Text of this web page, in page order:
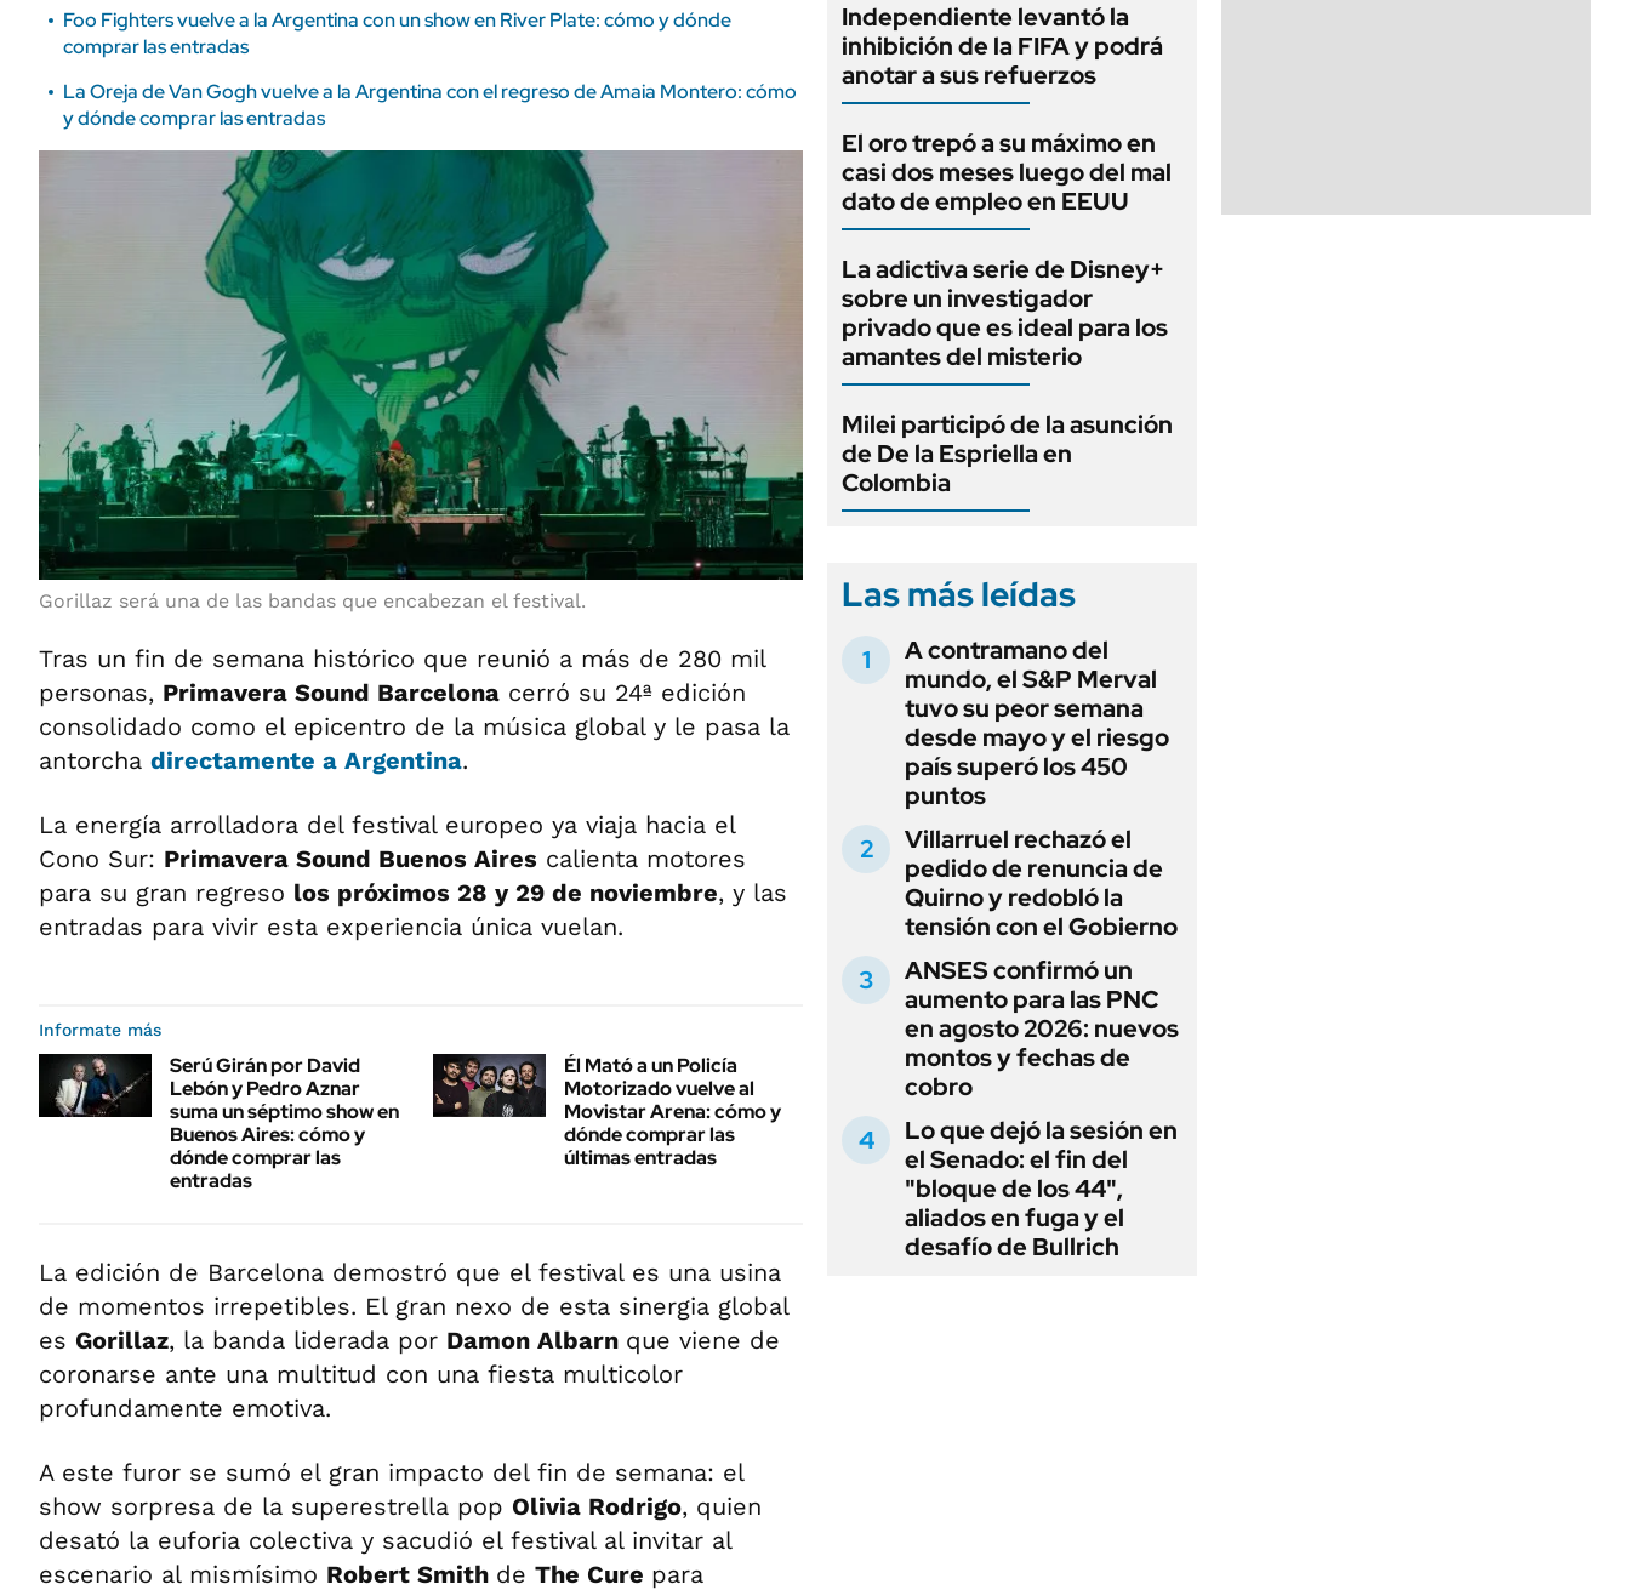
Foo Fighters vuelve a la Argentina con un show en River Plate: cómo y dónde
comprar las entradas
La Oreja de Van Gogh vuelve a la Argentina con el regreso de Amaia Montero: cómo
y dónde comprar las entradas
Gorillaz será una de las bandas que encabezan el festival.
Tras un fin de semana histórico que reunió a más de 280 mil
personas, Primavera Sound Barcelona cerró su 24ª edición
consolidado como el epicentro de la música global y le pasa la
antorcha directamente a Argentina.
La energía arrolladora del festival europeo ya viaja hacia el
Cono Sur: Primavera Sound Buenos Aires calienta motores
para su gran regreso los próximos 28 y 29 de noviembre, y las
entradas para vivir esta experiencia única vuelan.
Informate más
Serú Girán por David
Lebón y Pedro Aznar
suma un séptimo show en
Buenos Aires: cómo y
dónde comprar las
entradas
Él Mató a un Policía
Motorizado vuelve al
Movistar Arena: cómo y
dónde comprar las
últimas entradas
La edición de Barcelona demostró que el festival es una usina
de momentos irrepetibles. El gran nexo de esta sinergia global
es Gorillaz, la banda liderada por Damon Albarn que viene de
coronarse ante una multitud con una fiesta multicolor
profundamente emotiva.
A este furor se sumó el gran impacto del fin de semana: el
show sorpresa de la superestrella pop Olivia Rodrigo, quien
desató la euforia colectiva y sacudió el festival al invitar al
escenario al mismísimo Robert Smith de The Cure para
Independiente levantó la
inhibición de la FIFA y podrá
anotar a sus refuerzos
El oro trepó a su máximo en
casi dos meses luego del mal
dato de empleo en EEUU
La adictiva serie de Disney+
sobre un investigador
privado que es ideal para los
amantes del misterio
Milei participó de la asunción
de De la Espriella en
Colombia
Las más leídas
A contramano del
mundo, el S&P Merval
tuvo su peor semana
desde mayo y el riesgo
país superó los 450
puntos
Villarruel rechazó el
pedido de renuncia de
Quirno y redobló la
tensión con el Gobierno
ANSES confirmó un
aumento para las PNC
en agosto 2026: nuevos
montos y fechas de
cobro
Lo que dejó la sesión en
el Senado: el fin del
"bloque de los 44",
aliados en fuga y el
desafío de Bullrich